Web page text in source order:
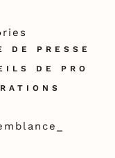
DE PRESSE
DE PRO